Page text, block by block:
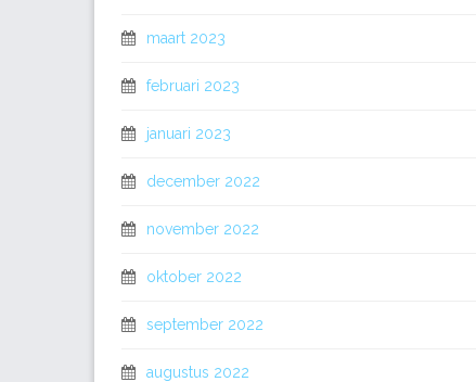
maart 2023
februari 2023
januari 2023
december 2022
november 2022
oktober 2022
september 2022
augustus 2022